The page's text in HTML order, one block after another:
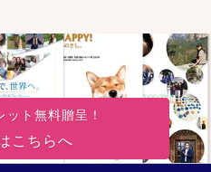
ト無料贈呈！
こちらへ